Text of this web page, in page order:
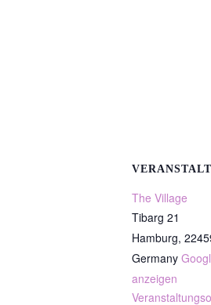
The Village
Tibarg 21
Hamburg,
Germany
anzeigen